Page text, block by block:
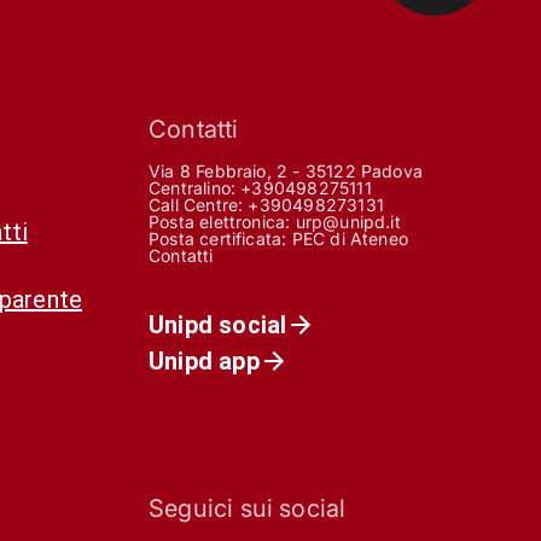
Contatti
Via 8 Febbraio, 2 - 35122 Padova
Centralino: +390498275111
Call Centre: +390498273131
Posta elettronica: urp@unipd.it
Posta certificata: PEC di Ateneo
Contatti
Unipd social
Unipd app
Seguici sui social